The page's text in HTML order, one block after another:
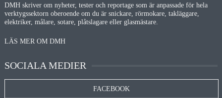
DMH skriver om nyheter, tester och reportage som är anpassade för hela
verktygssektorn oberoende om du är snickare, rörmokare, takläggare,
elektriker, målare, sotare, plåtslagare eller glasmästare.
LÄS MER OM DMH
SOCIALA MEDIER
FACEBOOK